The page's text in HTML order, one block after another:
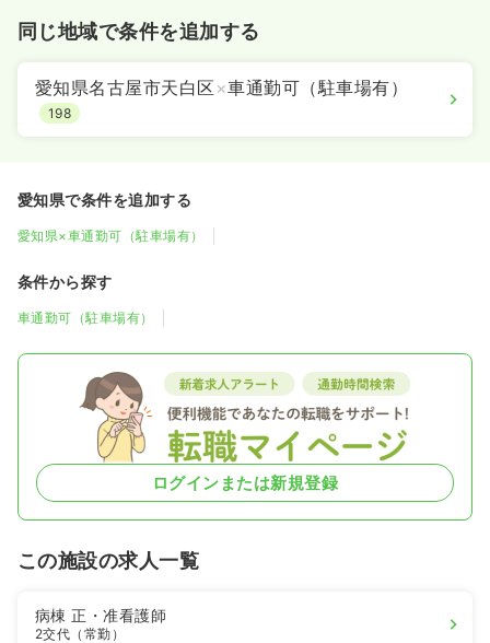
同じ地域で条件を追加する
愛知県名古屋市天白区 ×車通勤可（駐車場有）
198
愛知県で条件を追加する
愛知県×車通勤可（駐車場有）
条件から探す
車通勤可（駐車場有）
ログインまたは新規登録
この施設の求人一覧
病棟正・准看護師
2交代（常勤）